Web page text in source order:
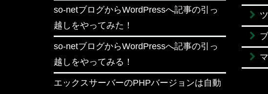
so-netブログからWordPressへ記事の引っ
越しをやってみた！
so-netブログからWordPressへ記事の引っ
越しをやってみる！
エックスサーバーのPHPバージョンは自動